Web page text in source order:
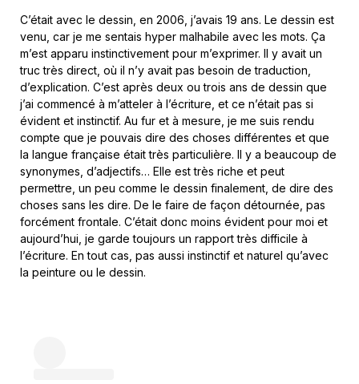
C’était avec le dessin, en 2006, j’avais 19 ans. Le dessin est
venu, car je me sentais hyper malhabile avec les mots. Ça
m’est apparu instinctivement pour m’exprimer. Il y avait un
truc très direct, où il n’y avait pas besoin de traduction,
d’explication. C’est après deux ou trois ans de dessin que
j’ai commencé à m’atteler à l’écriture, et ce n’était pas si
évident et instinctif. Au fur et à mesure, je me suis rendu
compte que je pouvais dire des choses différentes et que
la langue française était très particulière. Il y a beaucoup de
synonymes, d’adjectifs… Elle est très riche et peut
permettre, un peu comme le dessin finalement, de dire des
choses sans les dire. De le faire de façon détournée, pas
forcément frontale. C’était donc moins évident pour moi et
aujourd’hui, je garde toujours un rapport très difficile à
l’écriture. En tout cas, pas aussi instinctif et naturel qu’avec
la peinture ou le dessin.